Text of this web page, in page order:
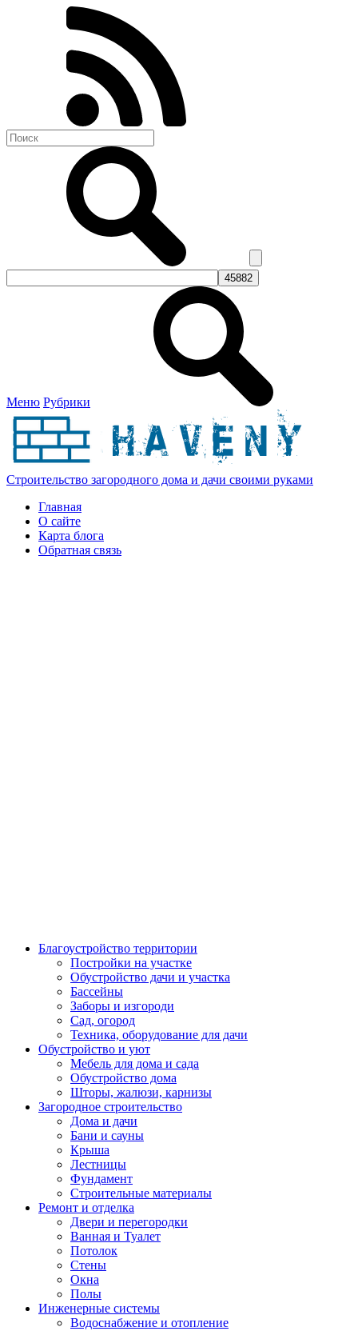
Меню Рубрики
Строительство загородного дома и дачи своими руками
Главная
О сайте
Карта блога
Обратная связь
Благоустройство территории
Постройки на участке
Обустройство дачи и участка
Бассейны
Заборы и изгороди
Сад, огород
Техника, оборудование для дачи
Обустройство и уют
Мебель для дома и сада
Обустройство дома
Шторы, жалюзи, карнизы
Загородное строительство
Дома и дачи
Бани и сауны
Крыша
Лестницы
Фундамент
Строительные материалы
Ремонт и отделка
Двери и перегородки
Ванная и Туалет
Потолок
Стены
Окна
Полы
Инженерные системы
Водоснабжение и отопление